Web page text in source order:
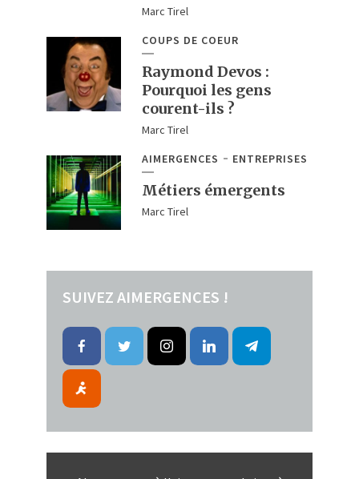
Marc Tirel
COUPS DE COEUR
Raymond Devos :
Pourquoi les gens
courent-ils ?
Marc Tirel
AIMERGENCES
ENTREPRISES
Métiers émergents
Marc Tirel
SUIVEZ AIMERGENCES !